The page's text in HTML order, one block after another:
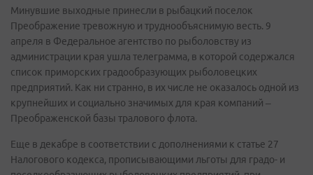
Минувшие выходные принесли в рыбацкий поселок
Преображение тревожную и труднообъяснимую весть. 9
апреля в Федеральное агентство по рыболовству из
администрации края ушла телеграмма, в которой содержался
список приморских градообразующих рыболовецких
предприятий. Как ни странно, в их числе не оказалось одной из
крупнейших и социально значимых для края компаний –
Преображенской базы тралового флота.
Еще в декабре в соответствии с дополнениями к статье 27
Налогового кодекса, прописывающими льготы для градо- и